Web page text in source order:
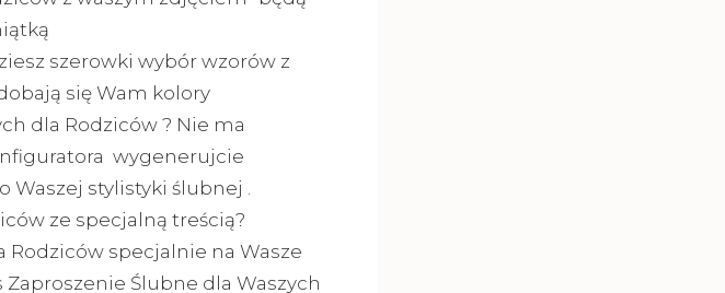
szerowki wybór wzorów z
się Wam kolory
dla Rodziców ? Nie ma
wygenerujcie
Waszej stylistyki ślubnej .
ze specjalną treścią?
specjalnie na Wasze
Ślubne dla Waszych